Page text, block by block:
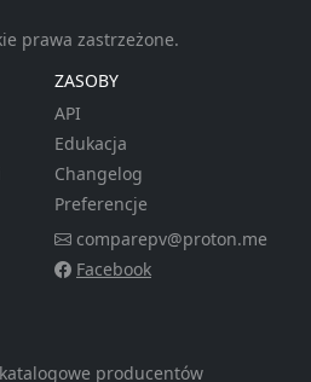
prawa zastrzeżone.
ZASOBY
API
Edukacja
Changelog
Preferencje
comparepv@proton.me
Facebook
producentów